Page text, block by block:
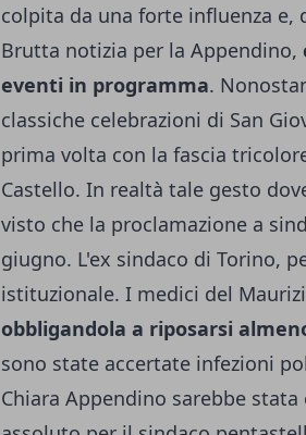
colpita da una forte influenza
Brutta notizia per la Appendino,
eventi in programma.
classiche celebrazioni di San
prima volta con la fascia
Castello. In realtà tale gesto
visto che la proclamazione a
giugno. L'ex sindaco di Torino,
istituzionale. I medici del
obbligandola a riposarsi
sono state accertate infezioni
Chiara Appendino sarebbe